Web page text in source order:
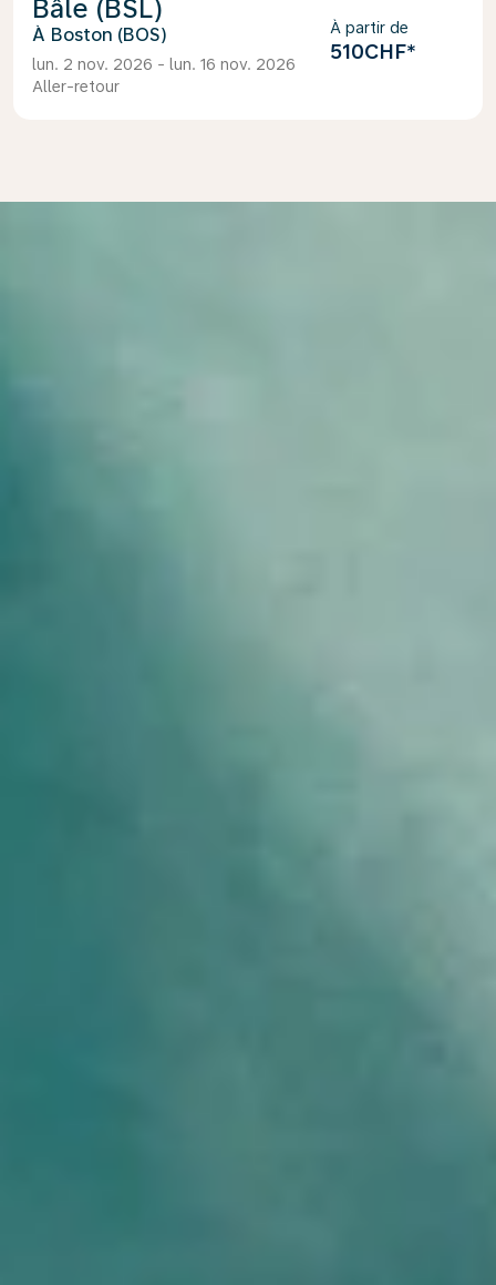
Bâle (BSL)
Boston (BOS)
lun. 2 nov. 2026 - lun. 16 nov. 2026
Aller-retour
À partir de
510CHF*